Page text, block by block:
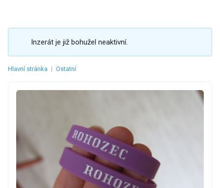
Inzerát je již bohužel neaktivní.
Hlavní stránka | Ostatní